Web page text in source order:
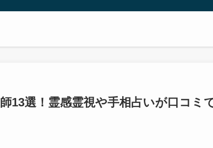
13選！霊感霊視や手相占いが口コミ